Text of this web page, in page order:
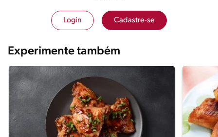
Login Cadastre-se
Experimente também